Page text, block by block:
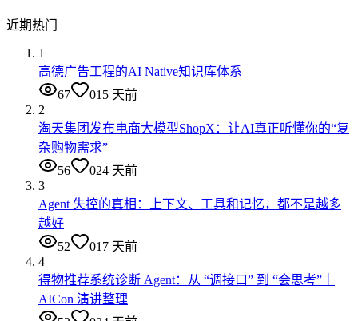
近期热门
1
高德广告工程的AI Native知识库体系
67
015 天前
2
淘天集团发布电商大模型ShopX：让AI真正听懂你的“复
杂购物需求”
56
024 天前
3
Agent 失控的真相：上下文、工具和记忆，都不是越多
越好
52
017 天前
4
得物推荐系统诊断 Agent：从 “调接口” 到 “会思考”｜
AICon 演讲整理